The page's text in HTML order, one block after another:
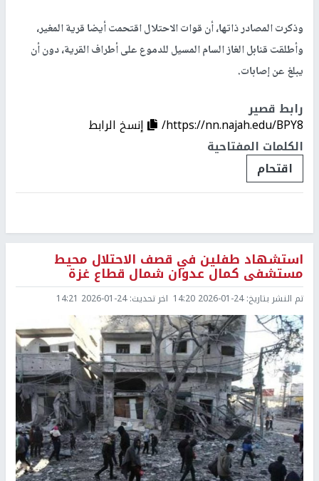
وذكرت المصادر ذاتها، أن قوات الاحتلال اقتحمت أيضا قرية المغير،
وأطلقت قنابل الغاز السام المسيل للدموع على أطراف القرية، دون أن
يبلغ عن إصابات.
رابط قصير
https://nn.najah.edu/BPY8/
إنسخ الرابط
الكلمات المفتاحية
اقتحام
استشهاد طفلين في قصف الاحتلال محيط
مستشفى كمال عدوان شمال قطاع غزة
تم النشر بتاريخ:2026-01-24 14:20 اخر تحديث:2026-01-24 14:21